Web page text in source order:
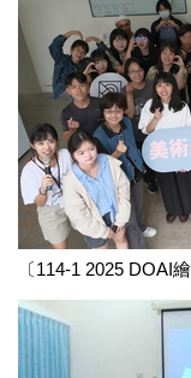
〔114-1 2025 DOAI